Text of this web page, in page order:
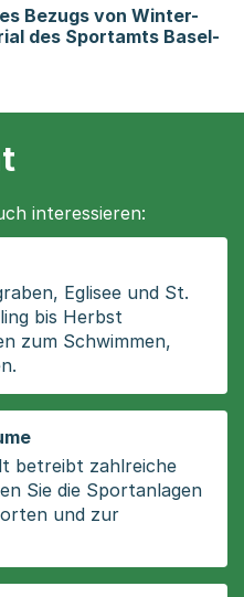
Bezugs von Winter-
des Sportamts Basel-
interessieren:
Eglisee und St.
bis Herbst
zum Schwimmen,
betreibt zahlreiche
Sie die Sportanlagen
und zur